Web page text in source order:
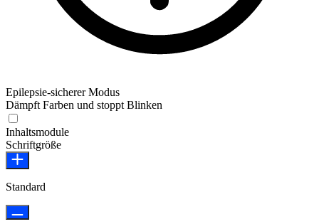
Epilepsie-sicherer Modus
Dämpft Farben und stoppt Blinken
Inhaltsmodule
Schriftgröße
Standard